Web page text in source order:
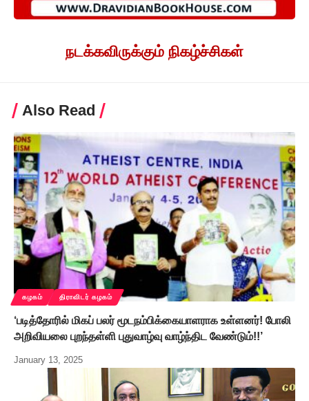
நடக்கவிருக்கும் நிகழ்ச்சிகள்
Also Read
கழகம் திராவிடர் கழகம்
‘படித்தோரில் மிகப் பலர் மூடநம்பிக்கையாளராக உள்ளனர்! போலி
அறிவியலை புறந்தள்ளி புதுவாழ்வு வாழ்ந்திட வேண்டும்!!’
January 13, 2025